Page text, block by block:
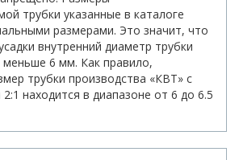
трубки указанные в каталоге
размерами. Это значит, что
внутренний диаметр трубки
6 мм. Как правило,
трубки производства «КВТ» с
находится в диапазоне от 6 до 6.5